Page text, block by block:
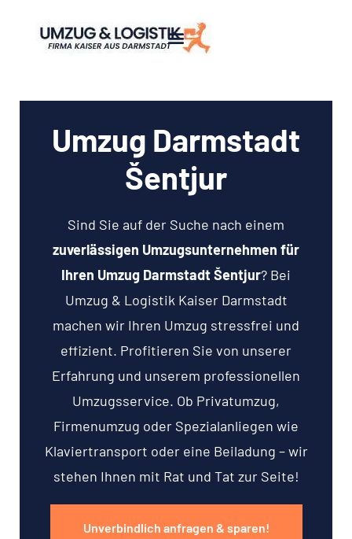
Umzug Darmstadt
Šentjur
Sind Sie auf der Suche nach einem
zuverlässigen Umzugsunternehmen für
Ihren Umzug Darmstadt Šentjur? Bei
Umzug & Logistik Kaiser Darmstadt
machen wir Ihren Umzug stressfrei und
effizient. Profitieren Sie von unserer
Erfahrung und unserem professionellen
Umzugsservice. Ob Privatumzug,
Firmenumzug oder Spezialanliegen wie
Klaviertransport oder eine Beiladung – wir
stehen Ihnen mit Rat und Tat zur Seite!
Unverbindlich anfragen & sparen!